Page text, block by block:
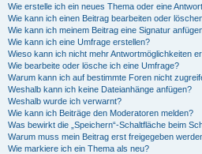
Wie erstelle ich ein neues Thema oder eine
Wie kann ich einen Beitrag bearbeiten oder
Wie kann ich meinem Beitrag eine Signatur
Wie kann ich eine Umfrage erstellen?
Wieso kann ich nicht mehr Antwortmöglichkeiten
Wie bearbeite oder lösche ich eine Umfrage?
Warum kann ich auf bestimmte Foren nicht
Weshalb kann ich keine Dateianhänge anfügen?
Weshalb wurde ich verwarnt?
Wie kann ich Beiträge den Moderatoren melden?
Was bewirkt die „Speichern“-Schaltfläche beim
Warum muss mein Beitrag erst freigegeben
Wie markiere ich ein Thema als neu?